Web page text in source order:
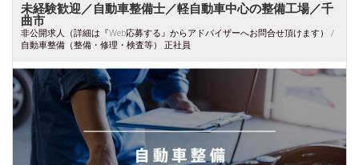
未経験歓迎／自動車整備士／軽自動車中心の整備工場／千
曲市
非公開求人（詳細は『Web応募する』からアドバイザーへお問合せ頂けます） /
自動車整備（整備・修理・検査等） 正社員